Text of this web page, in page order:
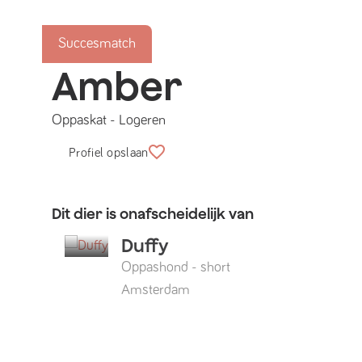
Succesmatch
Amber
Oppaskat - Logeren
Profiel opslaan
Dit dier is onafscheidelijk van
Duffy
Oppashond - short
Amsterdam